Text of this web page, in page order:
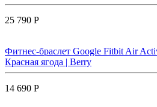
25 790 Р
Фитнес-браслет Google Fitbit Air
Красная ягода | Berry
14 690 Р